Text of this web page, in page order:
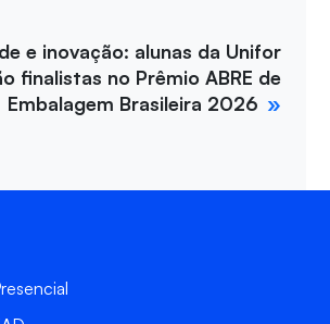
e inovação: alunas da Unifor
finalistas no Prêmio ABRE de
Embalagem Brasileira 2026